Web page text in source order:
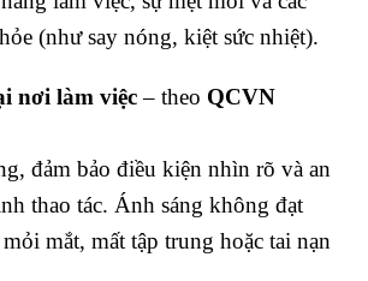
(như say nóng, kiệt sức nhiệt).
nơi làm việc– theo QCVN
đảm bảo điều kiện nhìn rõ và an
thao tác. Ánh sáng không đạt
mắt, mất tập trung hoặc tai nạn